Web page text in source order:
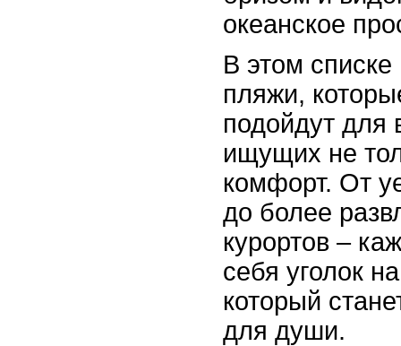
океанское
В этом
пляжи,
подойдут
ищущих не
комфорт. От
до более
курортов –
себя уголок
который
для души.